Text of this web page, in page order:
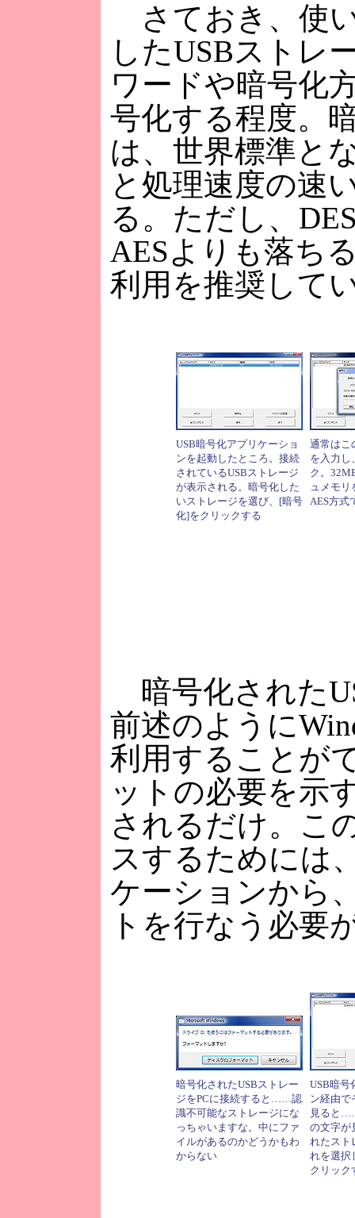
さておき、使
したUSBストレ
ワードや暗号化
号化する程度。
は、世界標準と
と処理速度の速
る。ただし、
AESよりも落ち
利用を推奨して
USB暗号化アプリケーショ
ンを起動したところ。接続
されているUSBストレージ
が表示される。暗号化した
いストレージを選び、[暗号
化]をクリックする
通常はこ
を入力し
ク。
ュメモリ
AES方式
暗号化された
前述のように
利用することが
ットの必要を示
されるだけ。こ
スするためには
ケーションから
トを行なう必要
暗号化されたUSBストレー
ジをPCに接続すると……認
識不可能なストレージにな
っちゃいますな。中にファ
イルがあるのかどうかもわ
からない
USB暗号
ン経由で
見ると
の文字が
れたスト
れを選択
クリッ